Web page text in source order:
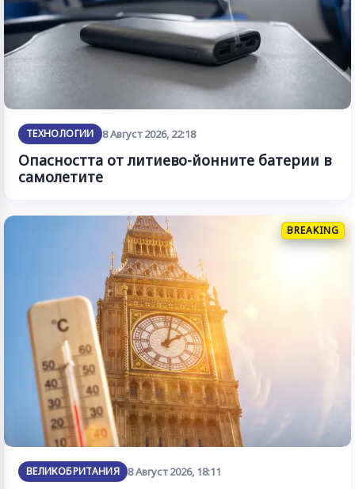
ТЕХНОЛОГИИ 8 Август 2026, 22:18
Опасността от литиево-йонните батерии в
самолетите
BREAKING
ВЕЛИКОБРИТАНИЯ 8 Август 2026, 18:11